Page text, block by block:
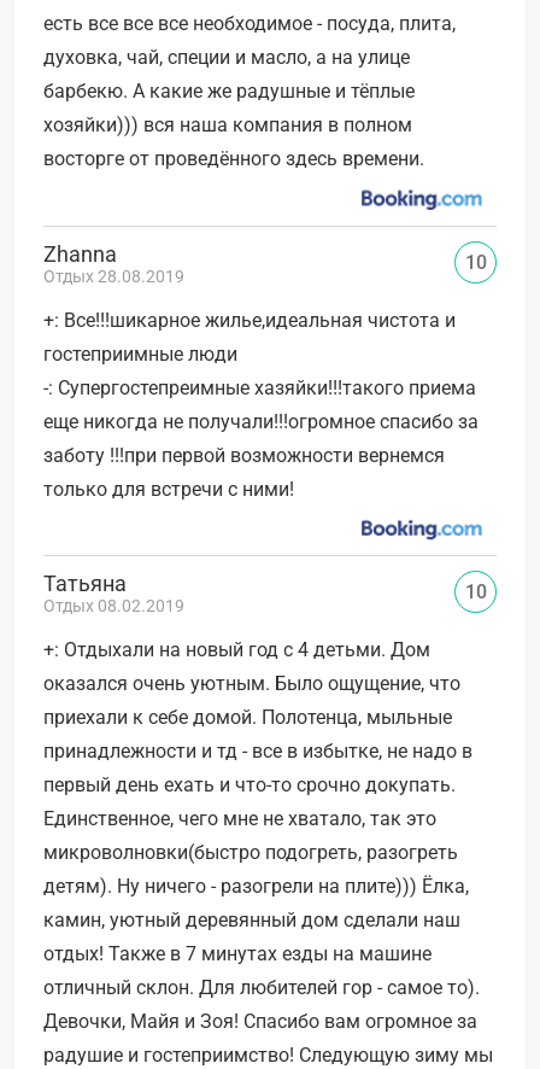
есть все все все необходимое - посуда, плита,
духовка, чай, специи и масло, а на улице
барбекю. А какие же радушные и тёплые
хозяйки))) вся наша компания в полном
восторге от проведённого здесь времени.
Zhanna
Отдых 28.08.2019
+: Все!!!шикарное жилье,идеальная чистота и
гостеприимные люди
-: Супергостепреимные хазяйки!!!такого приема
еще никогда не получали!!!огромное спасибо за
заботу !!!при первой возможности вернемся
только для встречи с ними!
10
Татьяна
Отдых 08.02.2019
+: Отдыхали на новый год с 4 детьми. Дом
оказался очень уютным. Было ощущение, что
приехали к себе домой. Полотенца, мыльные
принадлежности и тд - все в избытке, не надо в
первый день ехать и что-то срочно докупать.
Единственное, чего мне не хватало, так это
микроволновки(быстро подогреть, разогреть
детям). Ну ничего - разогрели на плите))) Ёлка,
камин, уютный деревянный дом сделали наш
отдых! Также в 7 минутах езды на машине
отличный склон. Для любителей гор - самое то).
Девочки, Майя и Зоя! Спасибо вам огромное за
радушие и гостеприимство! Следующую зиму мы
10